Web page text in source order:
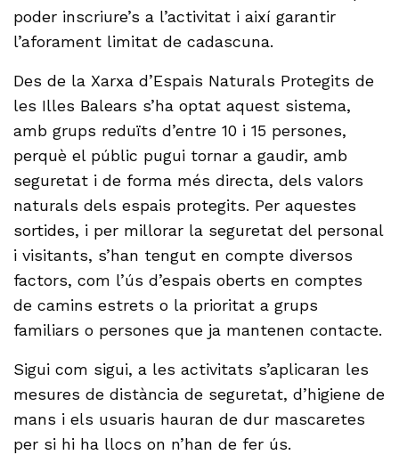
poder inscriure’s a l’activitat i així garantir
l’aforament limitat de cadascuna.
Des de la Xarxa d’Espais Naturals Protegits de
les Illes Balears s’ha optat aquest sistema,
amb grups reduïts d’entre 10 i 15 persones,
perquè el públic pugui tornar a gaudir, amb
seguretat i de forma més directa, dels valors
naturals dels espais protegits. Per aquestes
sortides, i per millorar la seguretat del personal
i visitants, s’han tengut en compte diversos
factors, com l’ús d’espais oberts en comptes
de camins estrets o la prioritat a grups
familiars o persones que ja mantenen contacte.
Sigui com sigui, a les activitats s’aplicaran les
mesures de distància de seguretat, d’higiene de
mans i els usuaris hauran de dur mascaretes
per si hi ha llocs on n’han de fer ús.